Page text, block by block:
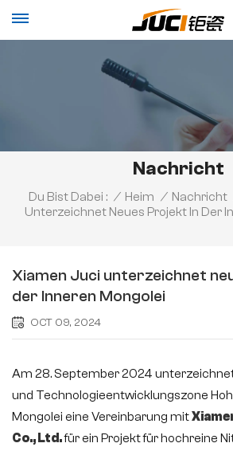
Nachricht
Du Bist Dabei : / Heim / Nachricht
Unterzeichnet Neues Projekt In Der
Xiamen Juci unterzeichnet
der Inneren Mongolei
OCT 09, 2024
Am 28. September 2024
und Technologieentwicklungszone
Mongolei eine Vereinbarung mit
Co., Ltd.für ein Projekt für hochreine